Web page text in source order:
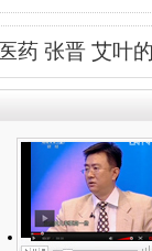
药 张晋 艾叶